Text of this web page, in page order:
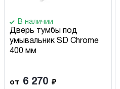
В наличии
Дверь тумбы под
умывальник SD Chrome
400 мм
от 6 270 ₽